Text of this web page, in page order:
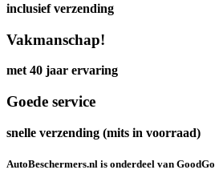
inclusief verzending
Vakmanschap!
met 40 jaar ervaring
Goede service
snelle verzending (mits in voorraad)
AutoBeschermers.nl is onderdeel van GoodGo